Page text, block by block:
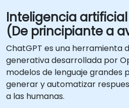
Inteligencia
(De principiante a
ChatGPT es una herramienta
generativa desarrollada por
modelos de lenguaje grandes
generar y automatizar
a las humanas.